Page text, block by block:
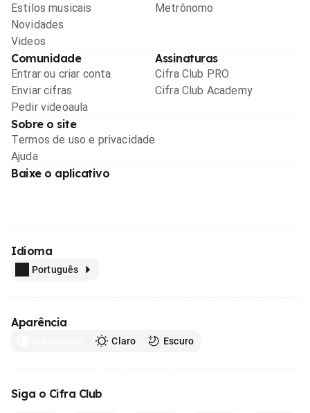
Estilos musicais
Novidades
Videos
Metrônomo
Comunidade
Entrar ou criar conta
Enviar cifras
Pedir videoaula
Assinaturas
Cifra Club PRO
Cifra Club Academy
Sobre o site
Termos de uso e privacidade
Ajuda
Baixe o aplicativo
Idioma
Português
Aparência
Claro Escuro
Siga o Cifra Club